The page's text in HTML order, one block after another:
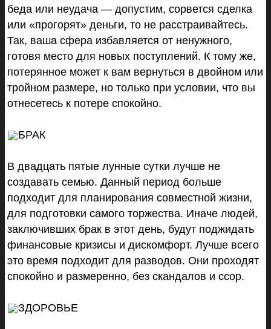
беда или неудача — допустим, сорвется сделка
или «прогорят» деньги, то не расстраивайтесь.
Так, ваша сфера избавляется от ненужного,
готовя место для новых поступлений. К тому же,
потерянное может к вам вернуться в двойном или
тройном размере, но только при условии, что вы
отнесетесь к потере спокойно.
БРАК
В двадцать пятые лунные сутки лучше не
создавать семью. Данный период больше
подходит для планирования совместной жизни,
для подготовки самого торжества. Иначе людей,
заключивших брак в этот день, будут поджидать
финансовые кризисы и дискомфорт. Лучше всего
это время подходит для разводов. Они проходят
спокойно и размеренно, без скандалов и ссор.
ЗДОРОВЬЕ